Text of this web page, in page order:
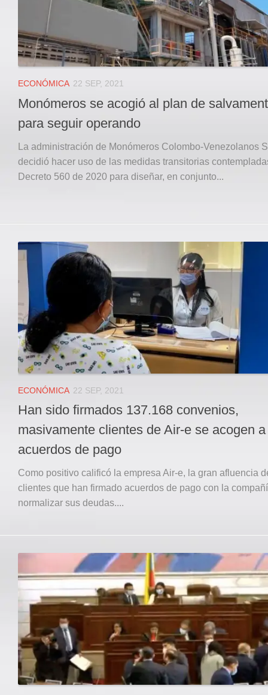
ECONÓMICA 22 SEP, 2021
Monómeros se acogió al plan de
para seguir operando
La administración de Monómeros Colombo-Venezolanos
decidió hacer uso de las medidas transitorias
Decreto 560 de 2020 para diseñar, en conjunto...
ECONÓMICA 22 SEP, 2021
Han sido firmados 137.168 convenios,
masivamente clientes de Air-e se acogen
acuerdos de pago
Como positivo calificó la empresa Air-e, la gran afluencia
clientes que han firmado acuerdos de pago con la
normalizar sus deudas....